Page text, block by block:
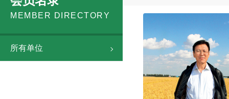
MEMBER DIRECTORY
所有单位